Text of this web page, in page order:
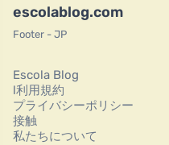
escolablog.com
Footer - JP
Escola Blog
l利用規約
プライバシーポリシー
接触
私たちについて